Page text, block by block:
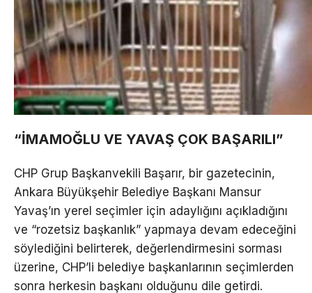
“İMAMOĞLU VE YAVAŞ ÇOK BAŞARILI”
CHP Grup Başkanvekili Başarır, bir gazetecinin,
Ankara Büyükşehir Belediye Başkanı Mansur
Yavaş’ın yerel seçimler için adaylığını açıkladığını
ve “rozetsiz başkanlık” yapmaya devam edeceğini
söylediğini belirterek, değerlendirmesini sorması
üzerine, CHP’li belediye başkanlarının seçimlerden
sonra herkesin başkanı olduğunu dile getirdi.